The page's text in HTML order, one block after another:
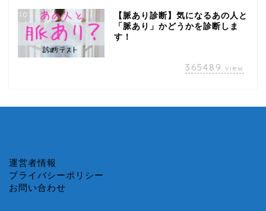
10
【脈あり診断】気になるあの人と
「脈あり」かどうかを診断しま
す！
365489 view
運営者情報
プライバシーポリシー
お問い合わせ